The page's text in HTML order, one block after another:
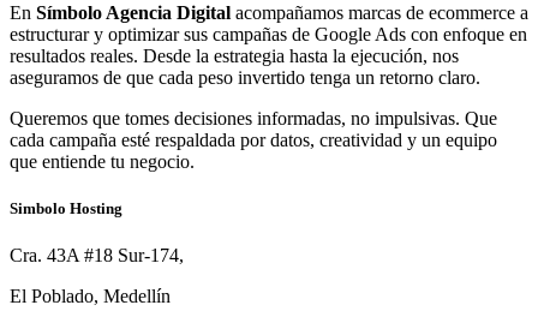
En Símbolo Agencia Digital acompañamos marcas de ecommerce a
estructurar y optimizar sus campañas de Google Ads con enfoque en
resultados reales. Desde la estrategia hasta la ejecución, nos
aseguramos de que cada peso invertido tenga un retorno claro.
Queremos que tomes decisiones informadas, no impulsivas. Que
cada campaña esté respaldada por datos, creatividad y un equipo
que entiende tu negocio.
Simbolo Hosting
Cra. 43A #18 Sur-174,
El Poblado, Medellín